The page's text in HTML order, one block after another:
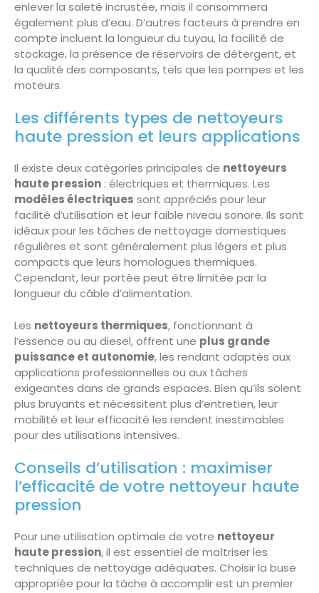
enlever la saleté incrustée, mais il consommera
également plus d’eau. D’autres facteurs à prendre en
compte incluent la longueur du tuyau, la facilité de
stockage, la présence de réservoirs de détergent, et
la qualité des composants, tels que les pompes et les
moteurs.
Les différents types de nettoyeurs
haute pression et leurs applications
Il existe deux catégories principales de nettoyeurs
haute pression : électriques et thermiques. Les
modèles électriques sont appréciés pour leur
facilité d’utilisation et leur faible niveau sonore. Ils sont
idéaux pour les tâches de nettoyage domestiques
régulières et sont généralement plus légers et plus
compacts que leurs homologues thermiques.
Cependant, leur portée peut être limitée par la
longueur du câble d’alimentation.
Les nettoyeurs thermiques, fonctionnant à
l’essence ou au diesel, offrent une plus grande
puissance et autonomie, les rendant adaptés aux
applications professionnelles ou aux tâches
exigeantes dans de grands espaces. Bien qu’ils soient
plus bruyants et nécessitent plus d’entretien, leur
mobilité et leur efficacité les rendent inestimables
pour des utilisations intensives.
Conseils d’utilisation : maximiser
l’efficacité de votre nettoyeur haute
pression
Pour une utilisation optimale de votre nettoyeur
haute pression, il est essentiel de maîtriser les
techniques de nettoyage adéquates. Choisir la buse
appropriée pour la tâche à accomplir est un premier